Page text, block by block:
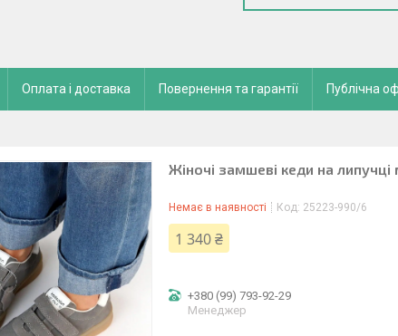
Оплата і доставка Повернення та гарантії Публічна
Жіночі замшеві кеди на липучці
Немає в наявності Код: 25223-990/6
1 340 ₴
+380 (99) 793-92-29
Менеджер